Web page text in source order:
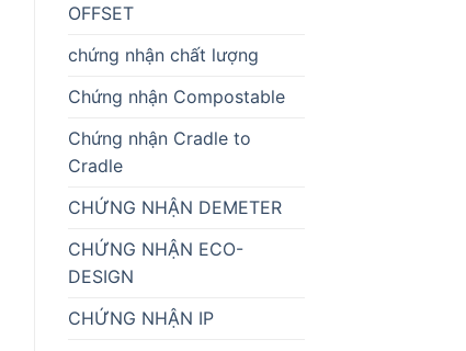
OFFSET
chứng nhận chất lượng
Chứng nhận Compostable
Chứng nhận Cradle to
Cradle
CHỨNG NHẬN DEMETER
CHỨNG NHẬN ECO-
DESIGN
CHỨNG NHẬN IP